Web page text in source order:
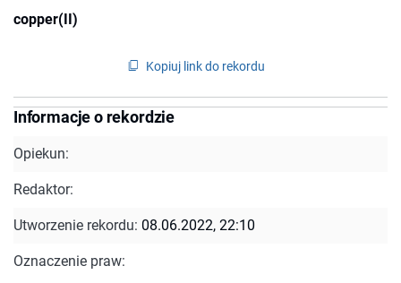
copper(II)
Kopiuj link do rekordu
Informacje o rekordzie
Opiekun:
Redaktor:
Utworzenie rekordu: 08.06.2022, 22:10
Oznaczenie praw: